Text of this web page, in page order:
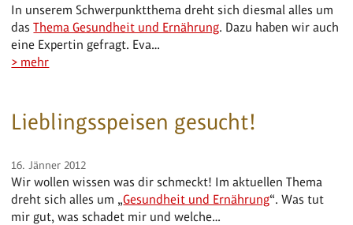
In unserem Schwerpunktthema dreht sich diesmal alles um
dasThema Gesundheit und Ernährung. Dazu haben wir auch
eine Expertin gefragt. Eva…
> mehr
Lieblingsspeisen gesucht!
16. Jänner 2012
Wir wollen wissen was dir schmeckt! Im aktuellen Thema
dreht sich alles um „Gesundheit und Ernährung“. Was tut
mir gut, was schadet mir und welche…